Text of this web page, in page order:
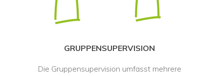
GRUPPENSUPERVISION
Die Gruppensupervision umfasst mehrere